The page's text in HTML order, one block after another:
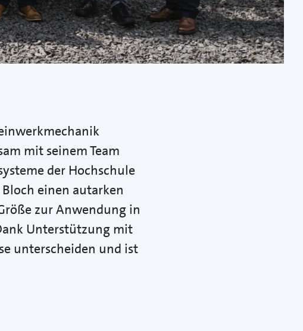
mit seinem Team
der Hochschule
einen autarken
zur Anwendung in
Unterstützung mit
unterscheiden und ist